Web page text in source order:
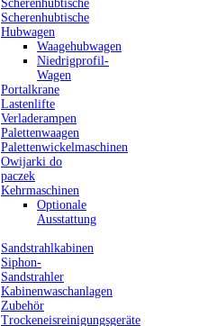
Scherenhubtische
Scherenhubtische
Hubwagen
Waagehubwagen
Niedrigprofil-
Wagen
Portalkrane
Lastenlifte
Verladerampen
Palettenwaagen
Palettenwickelmaschinen
Owijarki do
paczek
Kehrmaschinen
Optionale
Ausstattung
Sandstrahlkabinen
Siphon-
Sandstrahler
Kabinenwaschanlagen
Zubehör
Trockeneisreinigungsgeräte